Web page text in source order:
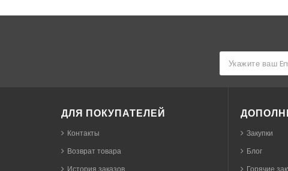
ДЛЯ ПОКУПАТЕЛЕЙ
Контакты
Возврат товара
История заказов
Закупки
Блог
Горячие